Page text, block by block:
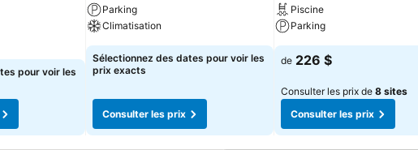
pour voir les
Parking
Climatisation
Sélectionnez des dates pour voir les
prix exacts
Consulter les prix
Piscine
Parking
de 226 $
Consulter les prix de 8 sites
Consulter les prix